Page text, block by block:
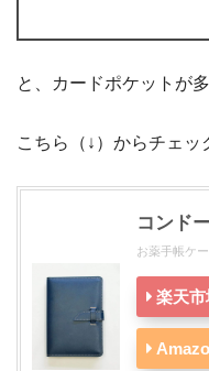
と、カードポケットが
こちら（↓）からチェッ
コンド
お薬手帳ケ
楽天